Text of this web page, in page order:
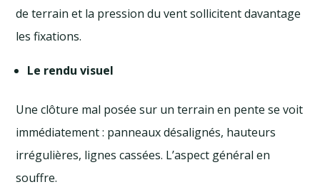
de terrain et la pression du vent sollicitent davantage
les fixations.
Le rendu visuel
Une clôture mal posée sur un terrain en pente se voit
immédiatement : panneaux désalignés, hauteurs
irrégulières, lignes cassées. L’aspect général en
souffre.